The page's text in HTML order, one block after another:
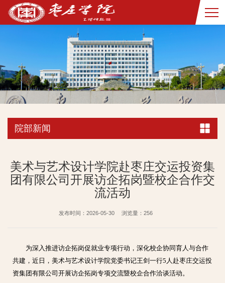
院部新闻
美术与艺术设计学院赴枣庄交运投资集
团有限公司开展访企拓岗暨校企合作交
流活动
发布时间：2026-05-30 浏览量： 256
为深入推进访企拓岗促就业专项行动，深化校企协同育人与合作
共建，近日，美术与艺术设计学院党委书记王剑一行5人赴枣庄交运投
资集团有限公司开展访企拓岗专项交流暨校企合作洽谈活动。